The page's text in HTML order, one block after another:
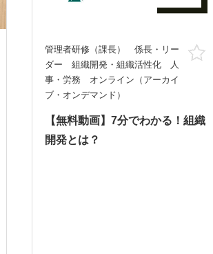
お気に入り管理者研修（課長） 係長・リー
ダー 組織開発・組織活性化 人
事・労務 オンライン（アーカイ
ブ・オンデマンド）
【無料動画】7分でわかる！組織
開発とは？